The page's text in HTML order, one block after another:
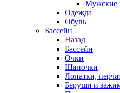
Мужские
Одежда
Обувь
Бассейн
Назад
Бассейн
Очки
Шапочки
Лопатки,
Беруши и